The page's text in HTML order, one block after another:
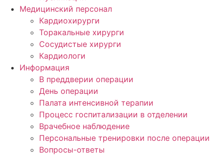
Медицинский персонал
Кардиохирурги
Торакальные хирурги
Сосудистые хирурги
Кардиологи
Информация
В преддверии операции
День операции
Палата интенсивной терапии
Процесс госпитализации в отделении
Врачебное наблюдение
Персональные тренировки после операции
Вопросы-ответы